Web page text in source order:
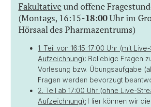
Fakultativeund offene
(Montags, 16:15-18:00Uhr im
Hörsaal des Pharmazentrums)
1. Teil von 16:15-17:00 Uhr (mit
Aufzeichnung): Beliebige Fragen
Vorlesung bzw. Übungsaufgabe
Fragen werden bevorzugt
2. Teil ab 17:00 Uhr (ohne Live-
Aufzeichnung): Hier können wir